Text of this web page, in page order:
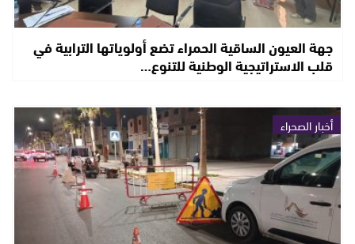
جهة العيون الساقية الحمراء تضع أولوياتها الترابية في
قلب الاستراتيجية الوطنية للتنوع…
أخبار الصحراء